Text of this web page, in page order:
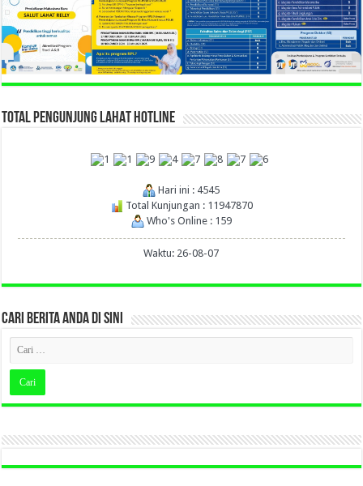
TOTAL PENGUNJUNG LAHAT HOTLINE
Hari ini : 4545
Total Kunjungan : 11947870
Who's Online : 159
Waktu: 26-08-07
CARI BERITA ANDA DI SINI